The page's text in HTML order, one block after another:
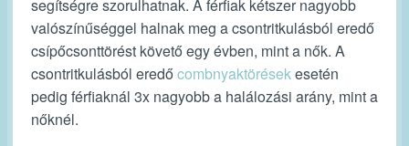
segítségre szorulhatnak. A férfiak kétszer nagyobb
valószínűséggel halnak meg a csontritkulásból eredő
csípőcsonttörést követő egy évben, mint a nők. A
csontritkulásból eredő combnyaktörésekesetén
pedig férfiaknál 3x nagyobb a halálozási arány, mint a
nőknél.